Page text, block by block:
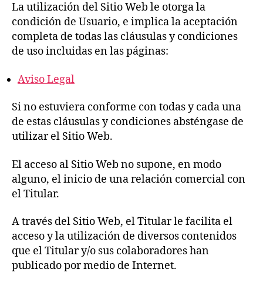
La utilización del Sitio Web le otorga la
condición de Usuario, e implica la aceptación
completa de todas las cláusulas y condiciones
de uso incluidas en las páginas:
Aviso Legal
Si no estuviera conforme con todas y cada una
de estas cláusulas y condiciones absténgase de
utilizar el Sitio Web.
El acceso al Sitio Web no supone, en modo
alguno, el inicio de una relación comercial con
el Titular.
A través del Sitio Web, el Titular le facilita el
acceso y la utilización de diversos contenidos
que el Titular y/o sus colaboradores han
publicado por medio de Internet.